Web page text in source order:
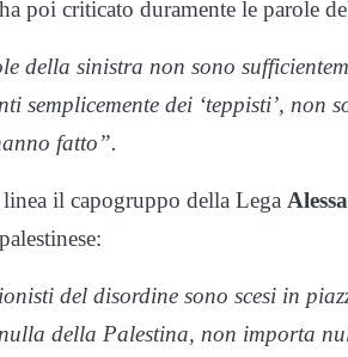
poi criticato duramente le parole
della sinistra non sono
semplicemente dei ‘teppisti’, non
fatto”.
linea il capogruppo della Lega
del disordine sono scesi in
della Palestina, non importa